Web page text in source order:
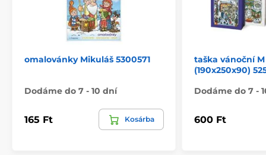
omalovánky Mikuláš 5300571
Dodáme do 7 - 10 dní
165 Ft Kosárba
taška vánoční M
(190x250x90)
Dodáme do 7 -
600 Ft